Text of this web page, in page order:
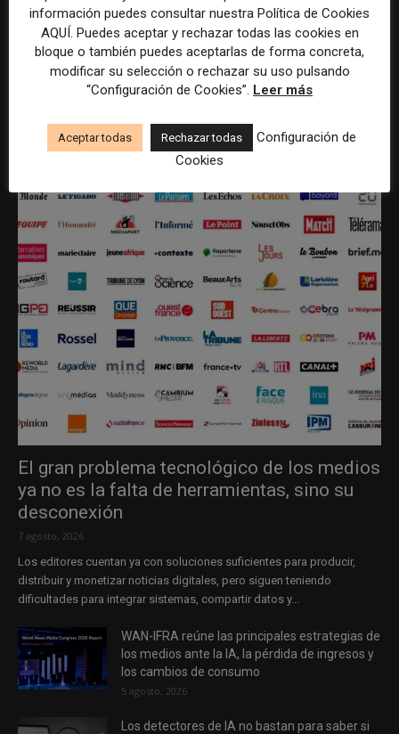
REDACCIÓN
ÚLTIMOS ARTÍCULOS
El gran problema tecnológico de los medios
ya no es la falta de herramientas, sino su
desconexión
7 agosto, 2026
Los editores cuentan ya con soluciones suficientes para producir,
distribuir y monetizar noticias digitales, pero siguen teniendo
dificultades para integrar sistemas, compartir datos y...
WAN-IFRA reúne las principales estrategias de
los medios ante la IA, la pérdida de ingresos y
los cambios de consumo
5 agosto, 2026
Los detectores de IA no bastan para saber si
información puedes consultar nuestra Política de Cookies
AQUÍ. Puedes aceptar y rechazar todas las cookies en
bloque o también puedes aceptarlas de forma concreta,
modificar su selección o rechazar su uso pulsando
“Configuración de Cookies”. Leer más
Aceptar todas Rechazar todas
Configuración de
Cookies